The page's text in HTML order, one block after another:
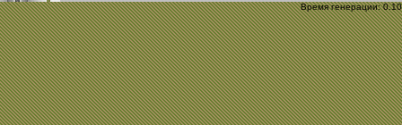
Время генерации: